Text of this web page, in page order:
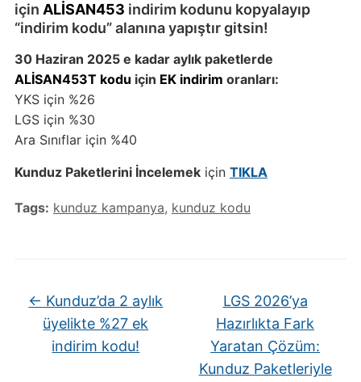
için ALİSAN453 indirim kodunu kopyalayıp
“indirim kodu” alanına yapıştır gitsin!
30 Haziran 2025 e kadar aylık paketlerde
ALİSAN453T kodu için EK indirim oranları:
YKS için %26
LGS için %30
Ara Sınıflar için %40
Kunduz Paketlerini İncelemekiçin TIKLA
Tags: kunduz kampanya, kunduz kodu
← Kunduz’da 2 aylık
üyelikte %27 ek
indirim kodu!
LGS 2026’ya
Hazırlıkta Fark
Yaratan Çözüm:
Kunduz Paketleriyle